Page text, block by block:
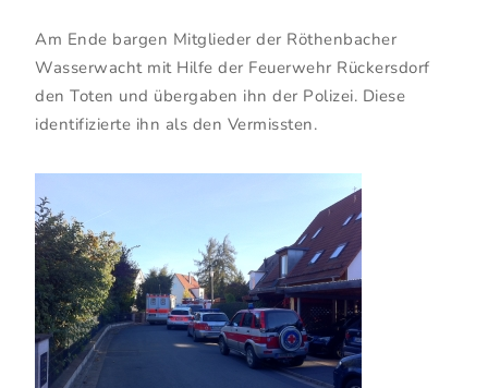
Am Ende bargen Mitglieder der Röthenbacher
Wasserwacht mit Hilfe der Feuerwehr Rückersdorf
den Toten und übergaben ihn der Polizei. Diese
identifizierte ihn als den Vermissten.